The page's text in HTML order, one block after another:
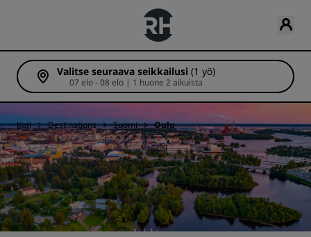
Valitse seuraava seikkailusi (1 yö)
07 elo - 08 elo | 1 huone 2 aikuista
Koti Destinations Suomi Oulu